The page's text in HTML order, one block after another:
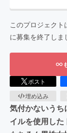
このプロジェクト
に募集を終了しま
ポスト
埋め込み
気付かないう
イルを使用した